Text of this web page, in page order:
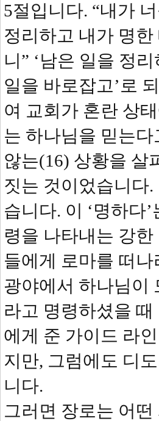
5절입니다. “내가
정리하고 내가 명
니” ‘남은 일을 정
일을 바로잡고’로
여 교회가 혼란 상
는 하나님을 믿는
않는(16) 상황을 살
짓는 것이었습니다
습니다. 이 ‘명하다
령을 나타내는 강
들에게 로마를 떠
광야에서 하나님이
라고 명령하셨을
에게 준 가이드 라
지만, 그럼에도 디
니다.
그러면 장로는 어